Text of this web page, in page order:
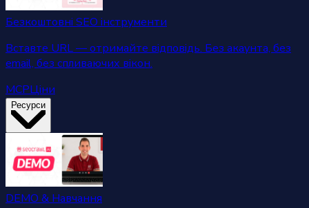
Безкоштовні SEO інструменти
Вставте URL — отримайте відповідь. Без акаунта, без
email, без спливаючих вікон.
MCPЦіни
Ресурси
DEMO & Навчання